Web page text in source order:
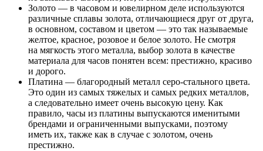
Золото — в часовом и ювелирном деле используются
различные сплавы золота, отличающиеся друг от друга,
в основном, составом и цветом — это так называемые
желтое, красное, розовое и белое золото. Не смотря
на мягкость этого металла, выбор золота в качестве
материала для часов понятен всем: престижно, красиво
и дорого.
Платина — благородный металл серо-стального цвета.
Это один из самых тяжелых и самых редких металлов,
а следовательно имеет очень высокую цену. Как
правило, часы из платины выпускаются именитыми
брендами и ограниченными выпусками, поэтому
иметь их, также как в случае с золотом, очень
престижно.